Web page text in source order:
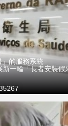
的服務系統
新一輪「長者安裝假